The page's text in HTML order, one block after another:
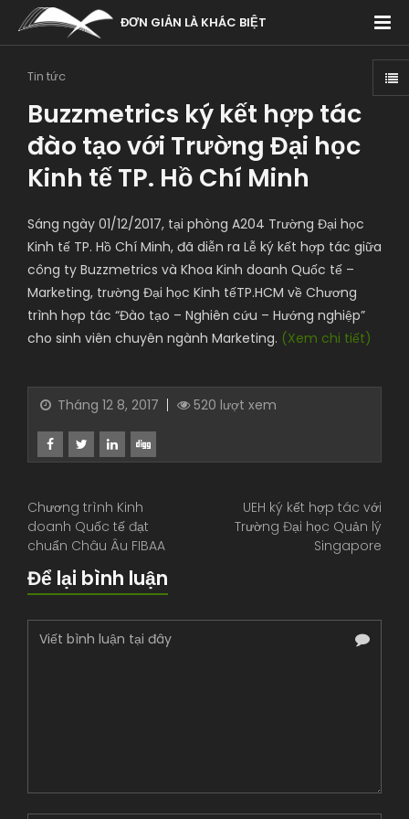
ĐƠN GIẢN LÀ KHÁC BIỆT
Tin tức
Buzzmetrics ký kết hợp tác
đào tạo với Trường Đại học
Kinh tế TP. Hồ Chí Minh
Sáng ngày 01/12/2017, tại phòng A204 Trường Đại học
Kinh tế TP. Hồ Chí Minh, đã diễn ra Lễ ký kết hợp tác giữa
công ty Buzzmetrics và Khoa Kinh doanh Quốc tế –
Marketing, trường Đại học Kinh tếTP.HCM về Chương
trình hợp tác “Đào tạo – Nghiên cứu – Hướng nghiệp”
cho sinh viên chuyên ngành Marketing. (Xem chi tiết)
Tháng 12 8, 2017 520 lượt xem
Chương trình Kinh
doanh Quốc tế đạt
chuẩn Châu Âu FIBAA
UEH ký kết hợp tác với
Trường Đại học Quản lý
Singapore
Để lại bình luận